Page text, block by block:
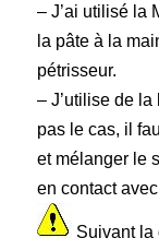
– J’ai utilisé la
la pâte à la
pétrisseur.
– J’utilise de
pas le cas, il
et mélanger le
en contact
Suivant la